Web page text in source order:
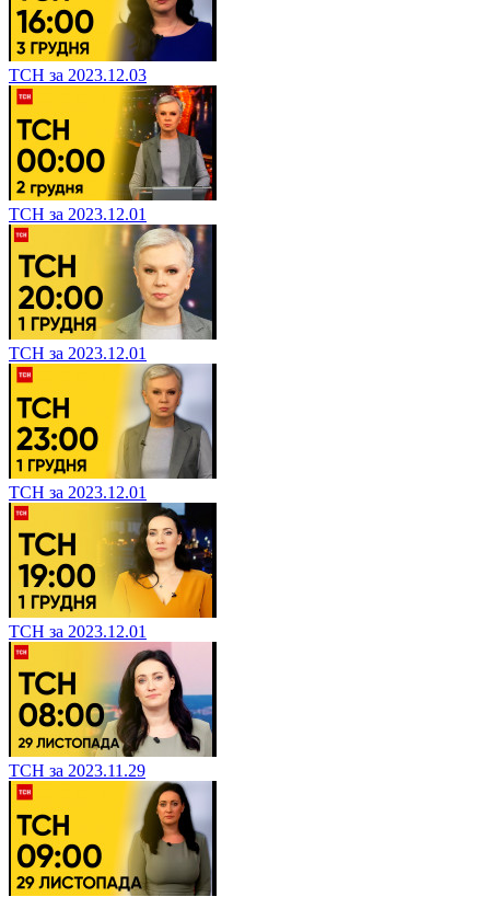
ТСН за 2023.12.03
ТСН за 2023.12.01
ТСН за 2023.12.01
ТСН за 2023.12.01
ТСН за 2023.12.01
ТСН за 2023.11.29